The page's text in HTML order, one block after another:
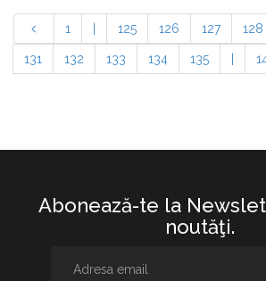
1 125 126 127 128
131 132 133 134 135
Abonează-te la
noutăţi.